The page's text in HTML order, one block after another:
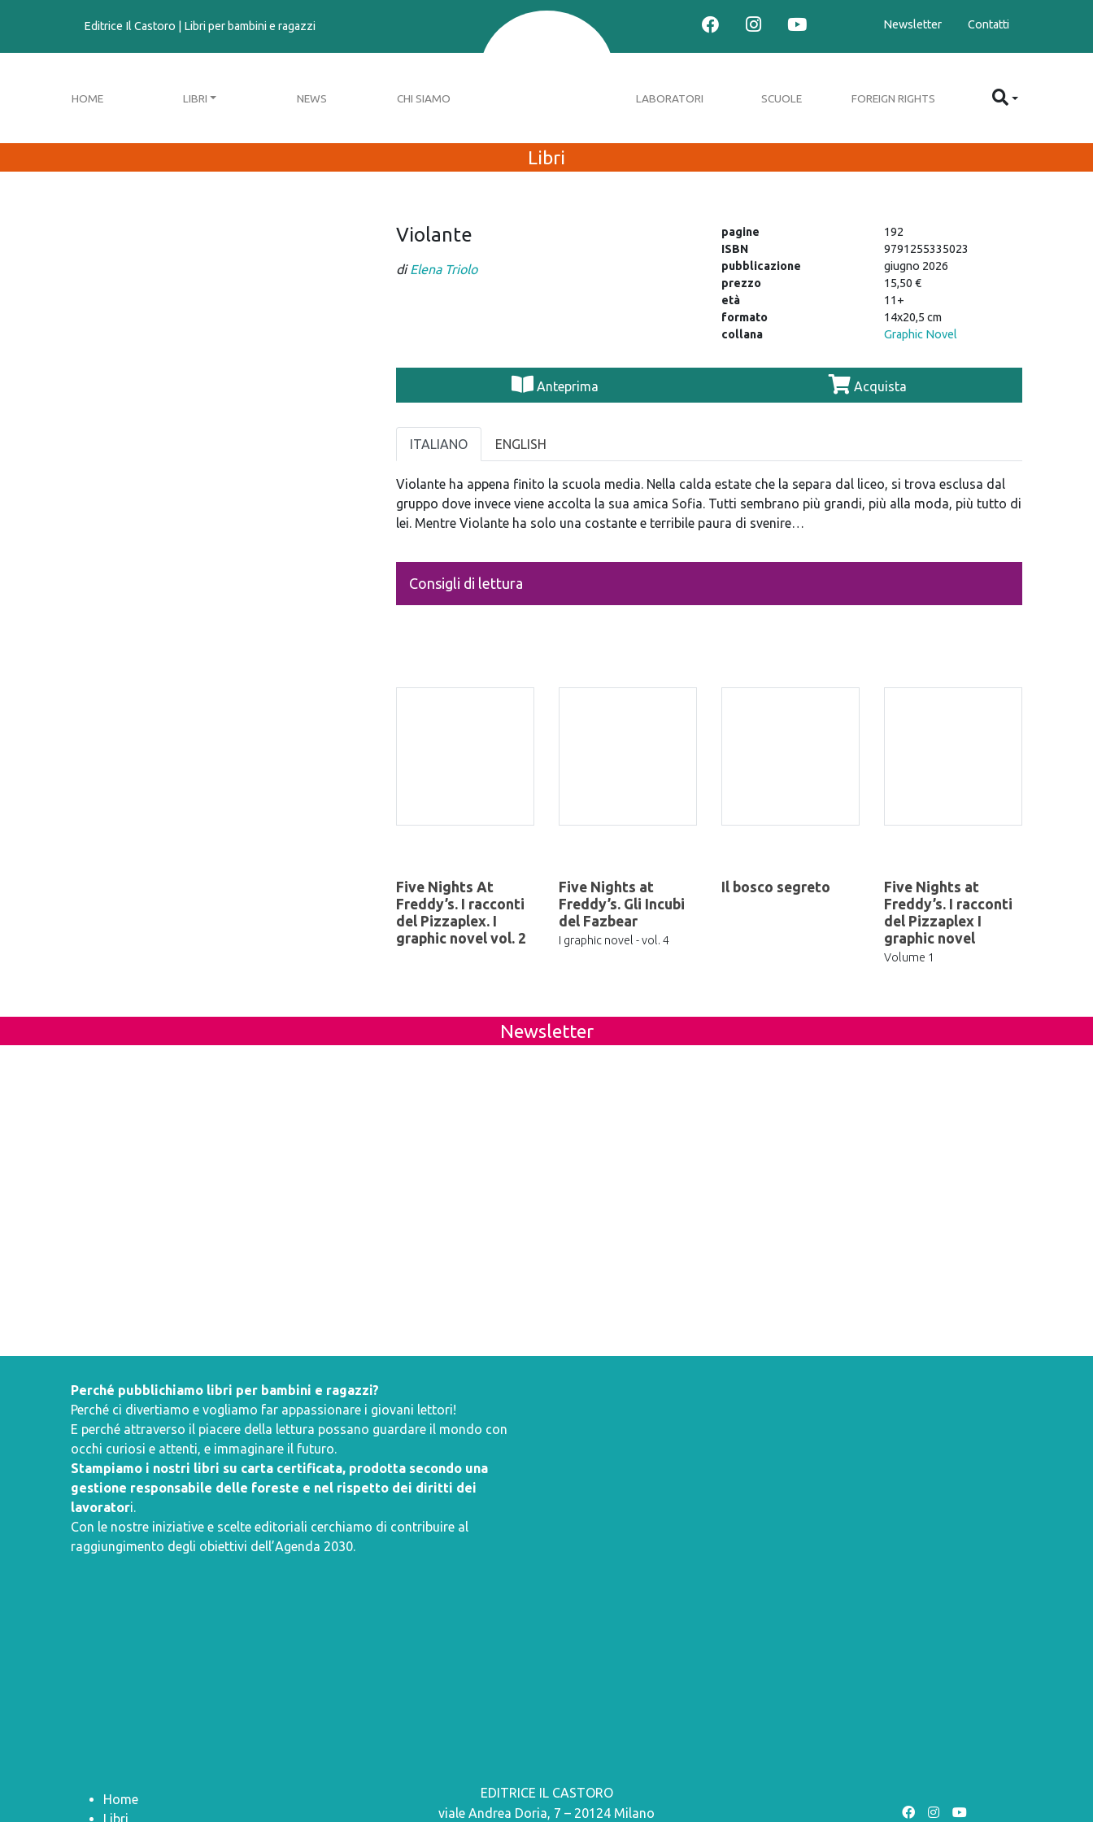
Editrice Il Castoro | Libri per bambini e ragazzi Newsletter Contatti
HOME LIBRI NEWS CHI SIAMO LABORATORI SCUOLE FOREIGN RIGHTS
Libri
Violante
diElena Triolo
pagine
192
ISBN
9791255335023
pubblicazione
giugno 2026
prezzo
15,50 €
età
11+
formato
14x20,5 cm
collana
Graphic Novel
Anteprima Acquista
ITALIANO ENGLISH
Violante ha appena finito la scuola media. Nella calda estate che la separa dal liceo, si trova esclusa dal
gruppo dove invece viene accolta la sua amica Sofia. Tutti sembrano più grandi, più alla moda, più tutto di
lei. Mentre Violante ha solo una costante e terribile paura di svenire…
Consigli di lettura
Five Nights At
Freddy’s. I racconti
del Pizzaplex. I
graphic novel vol. 2
Five Nights at
Freddy’s. Gli Incubi
del Fazbear
I graphic novel - vol. 4
Il bosco segreto
Five Nights at
Freddy’s. I racconti
del Pizzaplex I
graphic novel
Volume 1
Newsletter
Perché pubblichiamo libri per bambini e ragazzi?
Perché ci divertiamo e vogliamo far appassionare i giovani lettori!
E perché attraverso il piacere della lettura possano guardare il mondo con
occhi curiosi e attenti, e immaginare il futuro.
Stampiamo i nostri libri su carta certificata, prodotta secondo una
gestione responsabile delle foreste e nel rispetto dei diritti dei
lavoratori.
Con le nostre iniziative e scelte editoriali cerchiamo di contribuire al
raggiungimento degli obiettivi dell’Agenda 2030.
Home
Libri
EDITRICE IL CASTORO
viale Andrea Doria, 7 – 20124 Milano